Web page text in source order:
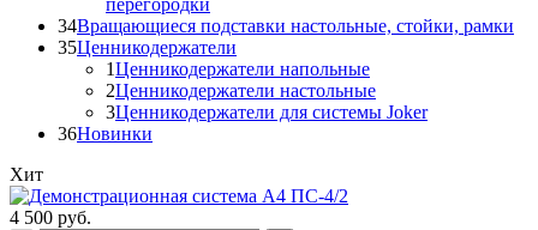
34Вращающиеся подставки настольные, стойки, рамки
35Ценникодержатели
1Ценникодержатели напольные
2Ценникодержатели настольные
3Ценникодержатели для системы Joker
36Новинки
Хит
4 500 руб.